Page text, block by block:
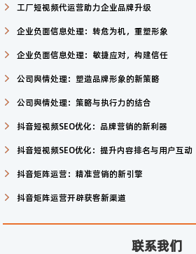
工厂短视频代运营助力企业品牌升级
企业负面信息处理：转危为机，重塑形象
企业负面信息处理：敏捷应对，构建信任
公司舆情处理：塑造品牌形象的新策略
公司舆情处理：策略与执行力的结合
抖音短视频SEO优化：品牌营销的新利器
抖音短视频SEO优化：提升内容排名与用户互动
抖音矩阵运营：精准营销的新引擎
抖音矩阵运营开辟获客新渠道
联系我们